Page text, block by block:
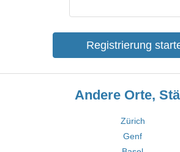
Registrierung
Andere Orte,
Zürich
Genf